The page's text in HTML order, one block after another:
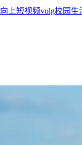
向上短视频volg校园生